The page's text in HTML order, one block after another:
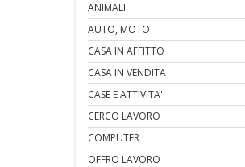
ANIMALI
AUTO, MOTO
CASA IN AFFITTO
CASA IN VENDITA
CASE E ATTIVITA'
CERCO LAVORO
COMPUTER
OFFRO LAVORO